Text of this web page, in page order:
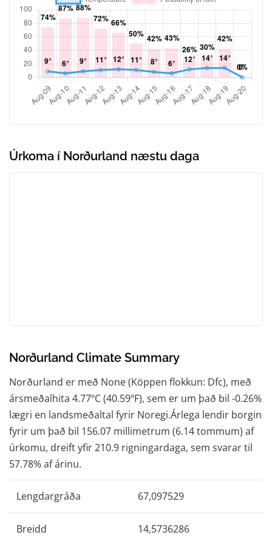
Úrkoma í Norðurland næstu daga
Norðurland Climate Summary
Norðurland er með None (Köppen flokkun: Dfc), með
ársmeðalhita 4.77ºC (40.59ºF), sem er um það bil -0.26%
lægri en landsmeðaltal fyrir Noregi.Árlega lendir borgin
fyrir um það bil 156.07 millimetrum (6.14 tommum) af
úrkomu, dreift yfir 210.9 rigningardaga, sem svarar til
57.78% af árinu.
Lengdargráða 67,097529
Breidd 14,5736286